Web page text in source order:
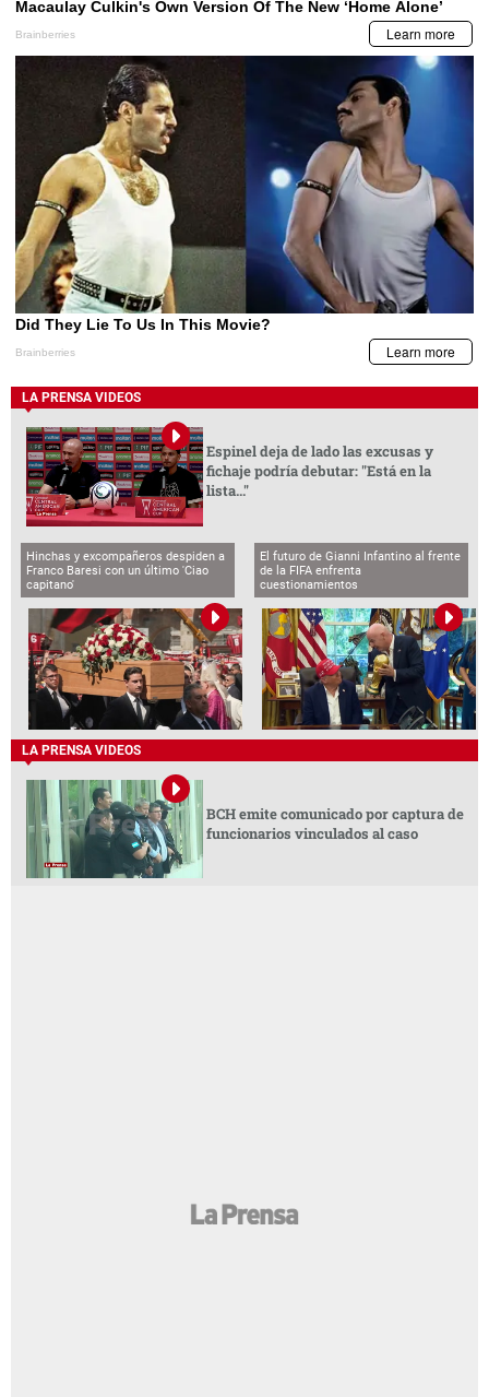
LA PRENSA VIDEOS
Espinel deja de lado las excusas y
fichaje podría debutar: "Está en la
lista..."
Hinchas y excompañeros despiden a
Franco Baresi con un último 'Ciao
capitano'
El futuro de Gianni Infantino al frente
de la FIFA enfrenta
cuestionamientos
LA PRENSA VIDEOS
BCH emite comunicado por captura de
funcionarios vinculados al caso